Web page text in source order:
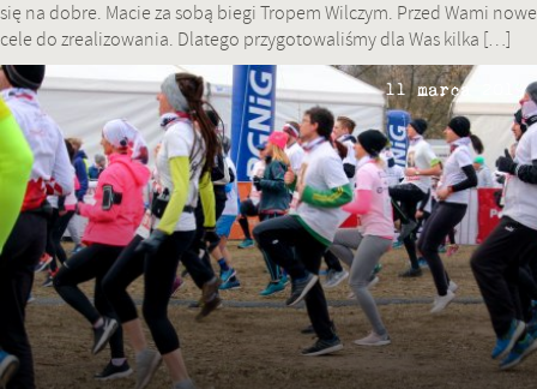
się na dobre. Macie za sobą biegi Tropem Wilczym. Przed Wami nowe
cele do zrealizowania. Dlatego przygotowaliśmy dla Was kilka […]
11 marca 2019